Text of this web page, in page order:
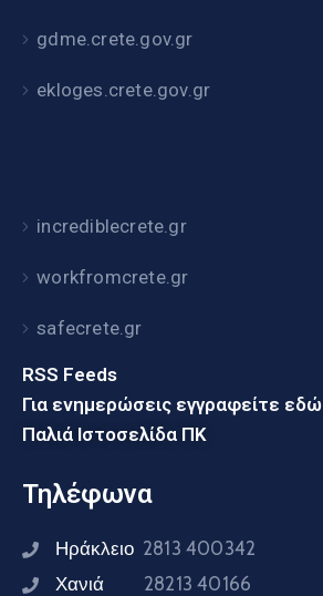
gdme.crete.gov.gr
ekloges.crete.gov.gr
incrediblecrete.gr
workfromcrete.gr
safecrete.gr
RSS Feeds
Για ενημερώσεις εγγραφείτε εδώ
Παλιά Ιστοσελίδα ΠΚ
Τηλέφωνα
Ηράκλειο 2813 400342
Χανιά 28213 40166